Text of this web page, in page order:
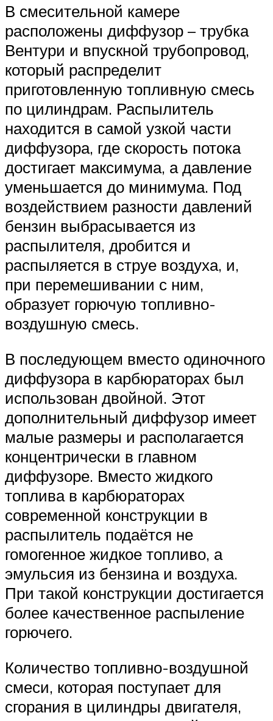
В смесительной камере
расположены диффузор – трубка
Вентури и впускной трубопровод,
который распределит
приготовленную топливную смесь
по цилиндрам. Распылитель
находится в самой узкой части
диффузора, где скорость потока
достигает максимума, а давление
уменьшается до минимума. Под
воздействием разности давлений
бензин выбрасывается из
распылителя, дробится и
распыляется в струе воздуха, и,
при перемешивании с ним,
образует горючую топливно-
воздушную смесь.
В последующем вместо одиночного
диффузора в карбюраторах был
использован двойной. Этот
дополнительный диффузор имеет
малые размеры и располагается
концентрически в главном
диффузоре. Вместо жидкого
топлива в карбюраторах
современной конструкции в
распылитель подаётся не
гомогенное жидкое топливо, а
эмульсия из бензина и воздуха.
При такой конструкции достигается
более качественное распыление
горючего.
Количество топливно-воздушной
смеси, которая поступает для
сгорания в цилиндры двигателя,